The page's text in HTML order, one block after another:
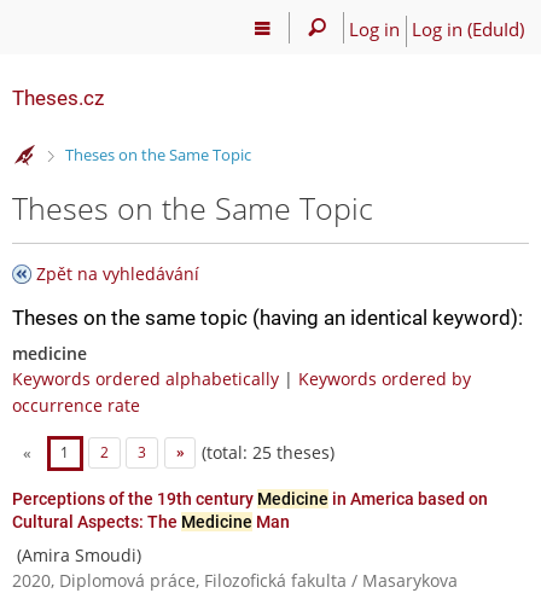
Log in Log in (EduId)
Theses.cz
>
Theses on the Same Topic
Theses on the Same Topic
Zpět na vyhledávání
Theses on the same topic (having an identical keyword):
medicine
Keywords ordered alphabetically | Keywords ordered by
occurrence rate
« 1 2 3 » (total: 25 theses)
Perceptions of the 19th century Medicine in America based on
Cultural Aspects: The Medicine Man
(Amira Smoudi)
2020, Diplomová práce, Filozofická fakulta / Masarykova